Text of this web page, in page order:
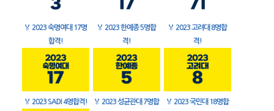
🏅 2023 숙명여대 17명
합격!
🏅 2023 한예종 5명합
격!
🏅 2023 고려대 8명합
격!
🏅 2023 SADI 4명합격! 🏅 2023 성균관대 7명합
🏅 2023 국민대 18명합